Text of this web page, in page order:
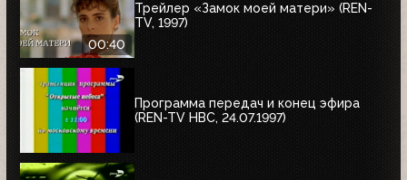
00:40
Трейлер «Замок моей матери» (REN-
TV, 1997)
Программа передач и конец эфира
(REN-TV НВС, 24.07.1997)